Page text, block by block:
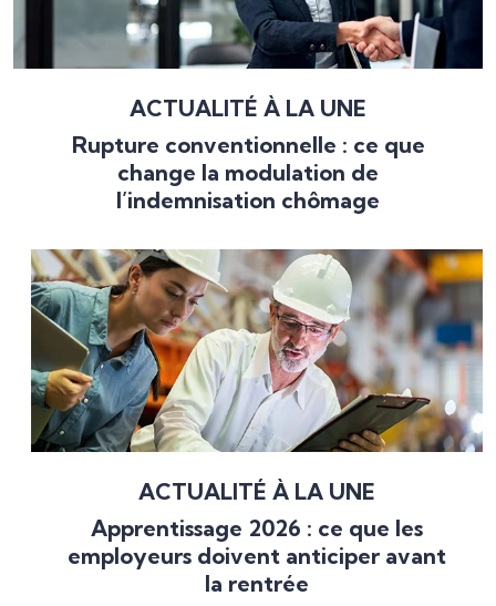
ACTUALITÉ À LA UNE
Rupture conventionnelle : ce que
change la modulation de
l’indemnisation chômage
ACTUALITÉ À LA UNE
Apprentissage 2026 : ce que les
employeurs doivent anticiper avant
la rentrée